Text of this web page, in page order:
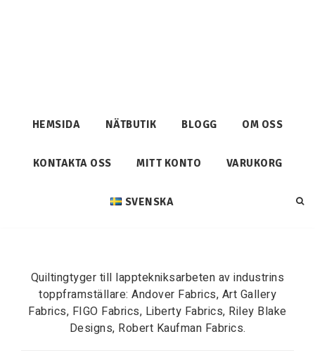
HEMSIDA NÄTBUTIK BLOGG OM OSS
KONTAKTA OSS MITT KONTO VARUKORG
SVENSKA
Quiltingtyger till lapptekniksarbeten av industrins
toppframställare: Andover Fabrics, Art Gallery
Fabrics, FIGO Fabrics, Liberty Fabrics, Riley Blake
Designs, Robert Kaufman Fabrics.